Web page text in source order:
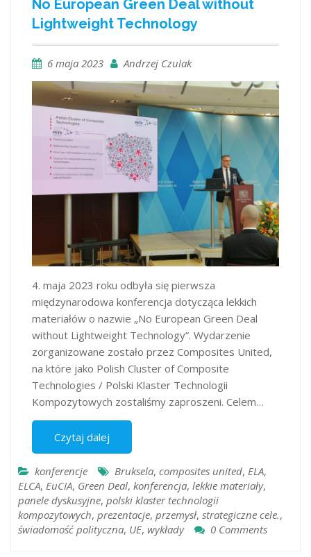
No European Green Deal without
Lightweight Technology
6 maja 2023 Andrzej Czulak
4. maja 2023 roku odbyła się pierwsza
międzynarodowa konferencja dotycząca lekkich
materiałów o nazwie „No European Green Deal
without Lightweight Technology”. Wydarzenie
zorganizowane zostało przez Composites United,
na które jako Polish Cluster of Composite
Technologies / Polski Klaster Technologii
Kompozytowych zostaliśmy zaproszeni. Celem…
Czytaj dalej
konferencje Bruksela, composites united, ELA,
ELCA, EuCIA, Green Deal, konferencja, lekkie materiały,
panele dyskusyjne, polski klaster technologii
kompozytowych, prezentacje, przemysł, strategiczne cele.,
świadomość polityczna, UE, wykłady 0 Comments